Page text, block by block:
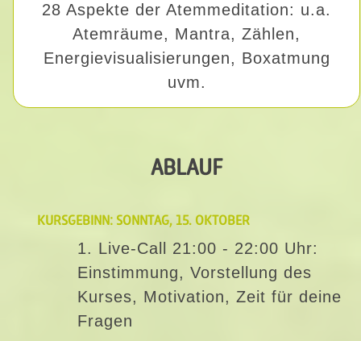
28 Aspekte der Atemmeditation: u.a.
Atemräume, Mantra, Zählen,
Energievisualisierungen, Boxatmung
uvm.
ABLAUF
KURSGEBINN: SONNTAG, 15. OKTOBER
1. Live-Call 21:00 - 22:00 Uhr:
Einstimmung, Vorstellung des
Kurses, Motivation, Zeit für deine
Fragen